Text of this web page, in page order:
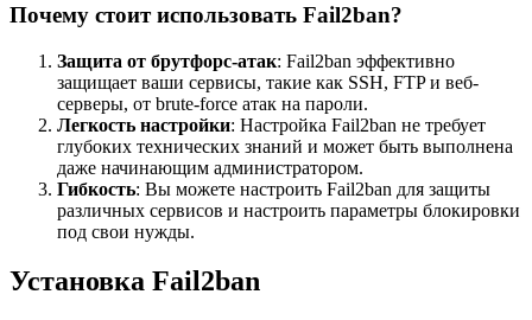
Почему стоит использовать Fail2ban?
Защита от брутфорс-атак: Fail2ban эффективно
защищает ваши сервисы, такие как SSH, FTP и веб-
серверы, от brute-force атак на пароли.
Легкость настройки: Настройка Fail2ban не требует
глубоких технических знаний и может быть выполнена
даже начинающим администратором.
Гибкость: Вы можете настроить Fail2ban для защиты
различных сервисов и настроить параметры блокировки
под свои нужды.
Установка Fail2ban